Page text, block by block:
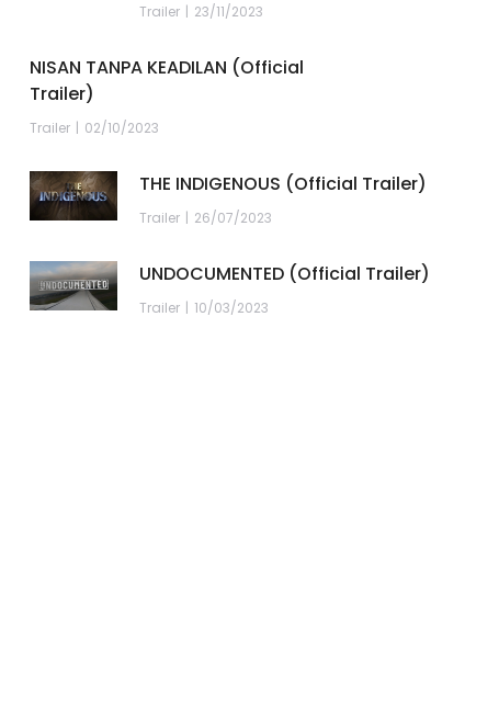
Trailer 23/11/2023
NISAN TANPA KEADILAN (Official
Trailer)
Trailer 02/10/2023
THE INDIGENOUS (Official Trailer)
Trailer 26/07/2023
UNDOCUMENTED (Official Trailer)
Trailer 10/03/2023